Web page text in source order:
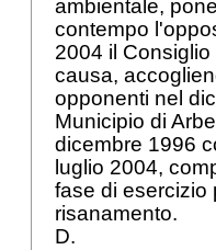
ambientale,
contempo
2004 il
causa,
opponenti nel
Municipio di
dicembre 1996
luglio 2004,
fase di esercizio
risanamento.
D.